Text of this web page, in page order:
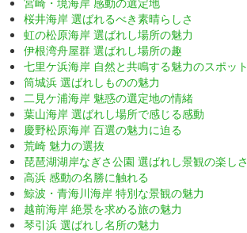
桜井海岸 選ばれるべき素晴らしさ
虹の松原海岸 選ばれし場所の魅力
伊根湾舟屋群 選ばれし場所の趣
七里ケ浜海岸 自然と共鳴する魅力のスポット
筒城浜 選ばれしものの魅力
二見ケ浦海岸 魅惑の選定地の情緒
葉山海岸 選ばれし場所で感じる感動
慶野松原海岸 百選の魅力に迫る
荒崎 魅力の選抜
琵琶湖湖岸なぎさ公園 選ばれし景観の楽しさ
高浜 感動の名勝に触れる
鯨波・青海川海岸 特別な景観の魅力
越前海岸 絶景を求める旅の魅力
琴引浜 選ばれし名所の魅力